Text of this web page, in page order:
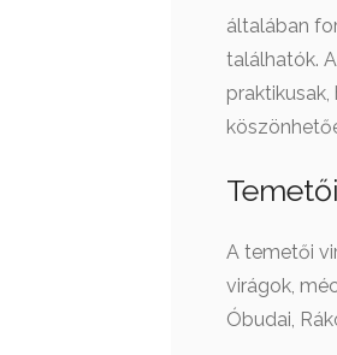
általában
találhatók. A
A temetői
virágok,
Óbudai,